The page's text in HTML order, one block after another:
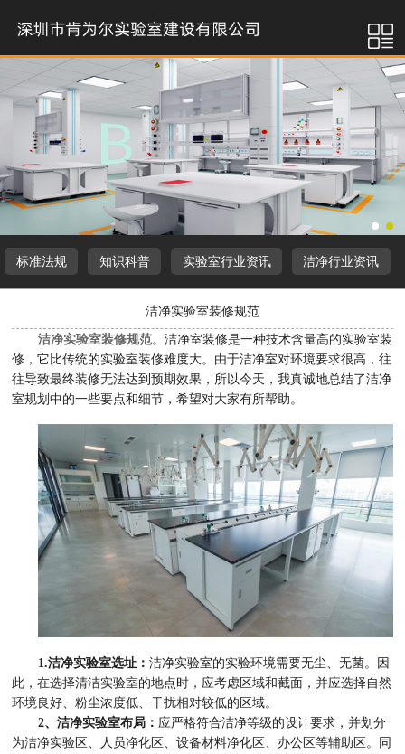
标准法规 知识科普 实验室行业资讯 洁净行业资讯
洁净实验室装修规范
洁净实验室装修规范。洁净室装修是一种技术含量高的实验室装
修，它比传统的实验室装修难度大。由于洁净室对环境要求很高，往
往导致最终装修无法达到预期效果，所以今天，我真诚地总结了洁净
室规划中的一些要点和细节，希望对大家有所帮助。
1.洁净实验室选址： 洁净实验室的实验环境需要无尘、无菌。因
此，在选择清洁实验室的地点时，应考虑区域和截面，并应选择自然
环境良好、粉尘浓度低、干扰相对较低的区域。
2、洁净实验室布局： 应严格符合洁净等级的设计要求，并划分
为洁净实验区、人员净化区、设备材料净化区、办公区等辅助区。同